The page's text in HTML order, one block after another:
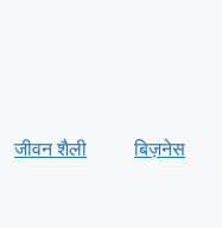
जीवन शैली बिज़नेस